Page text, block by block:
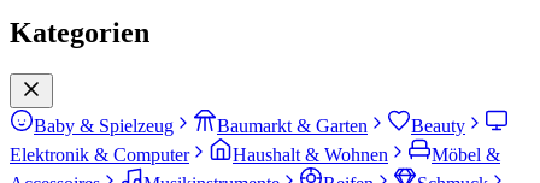
Kategorien
Baby & Spielzeug Baumarkt & Garten
Beauty
Elektronik & Computer
Haushalt & Wohnen
Möbel &